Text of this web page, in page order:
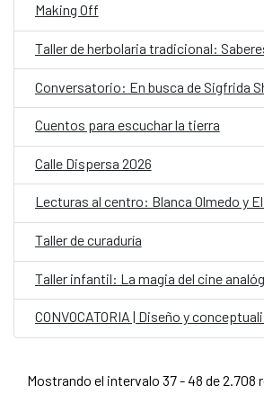
Making Off
Taller de herbolaria tradicional:
Conversatorio: En busca de Sigfrida
Cuentos para escuchar la tierra
Calle Dispersa 2026
Taller de curaduría
Taller infantil: La magia del cine
Mostrando el intervalo 37 - 48 de 2.708